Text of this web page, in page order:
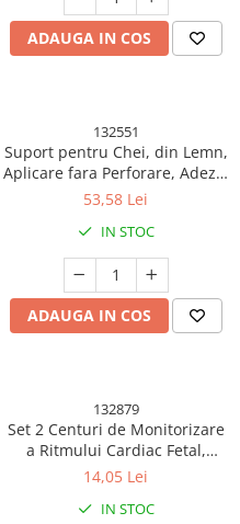
ADAUGA IN COS
132551
Suport pentru Chei, din Lemn,
Aplicare fara Perforare, Adeziv
Inclus, 5 Carlige Albe, Model
kg, 13.5 x 22 cm, Maro
53,58 Lei
IN STOC
ADAUGA IN COS
132879
Set 2 Centuri de Monitorizare
a Ritmului Cardiac Fetal,
Material Moale si Elastic, 6 x
14,05 Lei
IN STOC